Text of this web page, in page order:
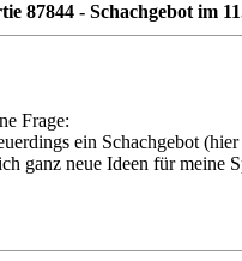
87844 - Schachgebot im
Frage:
ein Schachgebot
ganz neue Ideen für meine